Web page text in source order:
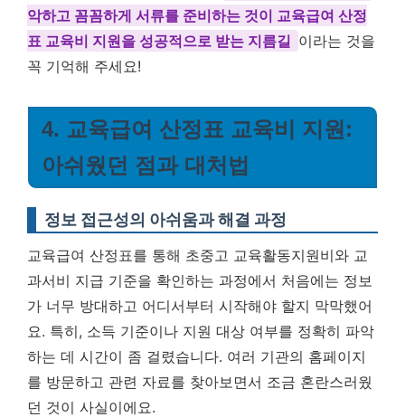
악하고 꼼꼼하게 서류를 준비하는 것이 교육급여 산정
표 교육비 지원을 성공적으로 받는 지름길 이라는 것을
꼭 기억해 주세요!
4. 교육급여 산정표 교육비 지원:
아쉬웠던 점과 대처법
정보 접근성의 아쉬움과 해결 과정
교육급여 산정표를 통해 초중고 교육활동지원비와 교
과서비 지급 기준을 확인하는 과정에서 처음에는 정보
가 너무 방대하고 어디서부터 시작해야 할지 막막했어
요. 특히, 소득 기준이나 지원 대상 여부를 정확히 파악
하는 데 시간이 좀 걸렸습니다. 여러 기관의 홈페이지
를 방문하고 관련 자료를 찾아보면서 조금 혼란스러웠
던 것이 사실이에요.